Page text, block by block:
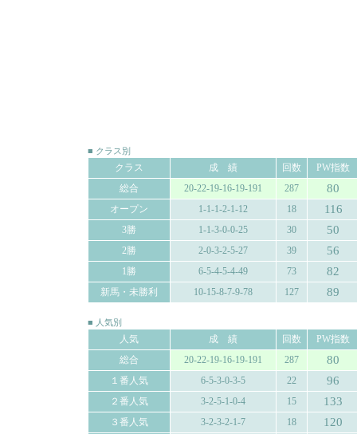
■ クラス別
クラス 成 績 回数
PW指数
総合
20-22-19-16-19-191 287 80
オープン 1-1-1-2-1-12 18 116
3勝 1-1-3-0-0-25 30 50
2勝 2-0-3-2-5-27 39 56
1勝 6-5-4-5-4-49 73 82
新馬・未勝利 10-15-8-7-9-78 127 89
■ 人気別
人気 成 績 回数
PW指数
総合
20-22-19-16-19-191 287 80
１番人気 6-5-3-0-3-5 22 96
２番人気 3-2-5-1-0-4 15 133
３番人気 3-2-3-2-1-7 18 120